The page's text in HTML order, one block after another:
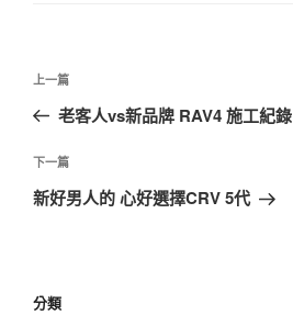
文
導
覽
上
一
文
章
上一篇
老客人vs新品牌 RAV4 施工紀錄
下
一
下一篇
新好男人的 心好選擇CRV 5代
分類